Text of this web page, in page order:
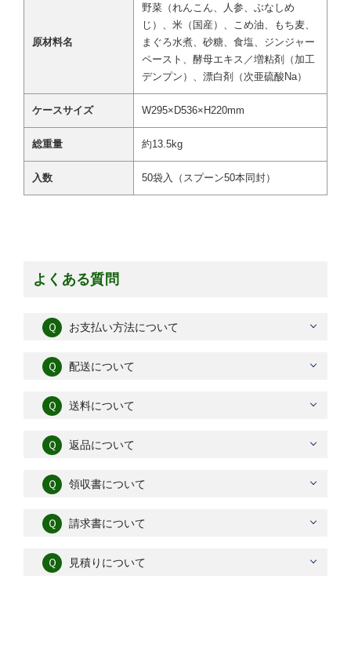
原材料名
野菜（れんこん、人参、ぶなしめ
じ）、米（国産）、こめ油、もち麦、
まぐろ水煮、砂糖、食塩、ジンジャー
ペースト、酵母エキス／増粘剤（加工
デンプン）、漂白剤（次亜硫酸Na）
ケースサイズ W295×D536×H220mm
総重量 約13.5kg
入数 50袋入（スプーン50本同封）
よくある質問
Ｑ お支払い方法について
Ｑ 配送について
Ｑ 送料について
Ｑ 返品について
Ｑ 領収書について
Ｑ 請求書について
Ｑ 見積りについて